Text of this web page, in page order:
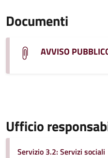
Documenti
AVVISO
Ufficio
Servizio 3.2: Servizi sociali